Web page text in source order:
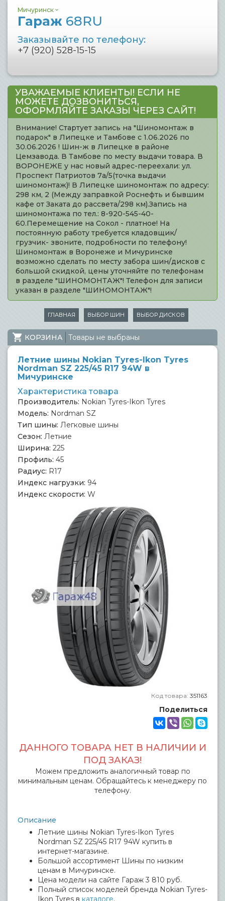
Мичуринск
Гараж 68RU
Заказывайте по телефону:
+7 (920) 528-15-15
УВАЖАЕМЫЕ КЛИЕНТЫ! ЕСЛИ НЕ
МОЖЕТЕ ДОЗВОНИТЬСЯ,
ОФОРМЛЯЙТЕ ЗАКАЗЫ ЧЕРЕЗ САЙТ!
Внимание! Стартует запись на "Шиномонтаж в
подарок" в Липецке и Тамбове с 1.06.2026 по
30.06.2026 ! Шин-ж в Липецке в районе
Цемзавода. В Тамбове по месту выдачи товара. В
ВОРОНЕЖЕ у нас новый адрес-переехали: ул.
Проспект Патриотов 7а/5(точка выдачи
шиномонтаж)! В Липецке шиномонтаж по адресу:
298 км, 2 (Между заправкой Роснефть и бывшим
кафе от Заката до рассвета/298 км).Запись на
шиномонтажа по тел.: 8-920-545-40-
60.Перемещение на Сокол - платное! На
постоянную работу требуется кладовщик/
грузчик- звоните, подробности по телефону!
Шиномонтаж в Воронеже и Мичуринске
возможно сделать по месту забора шин/дисков с
большой скидкой, цены уточняйте по телефонам
в разделе "ШИНОМОНТАЖ"! Телефон для записи
указан в разделе "ШИНОМОНТАЖ"!
ГЛАВНАЯ ВЫБОР ШИН ВЫБОР ДИСКОВ
КОРЗИНА Товары не выбраны
Летние шины Nokian Tyres-Ikon Tyres
Nordman SZ 225/45 R17 94W в
Мичуринске
Характеристика товара
Производитель: Nokian Tyres-Ikon Tyres
Модель: Nordman SZ
Тип шины: Легковые шины
Сезон: Летние
Ширина: 225
Профиль: 45
Радиус: R17
Индекс нагрузки: 94
Индекс скорости: W
Код товара: 351163
Поделиться
ДАННОГО ТОВАРА НЕТ В НАЛИЧИИ И
ПОД ЗАКАЗ!
Можем предложить аналогичный товар по
минимальным ценам. Обращайтесь к менеджеру по
телефону.
Описание
Летние шины Nokian Tyres-Ikon Tyres
Nordman SZ 225/45 R17 94W купить в
интернет-магазине.
Большой ассортимент Шины по низким
ценам в Мичуринске.
Цена модели на сайте Гараж 3 810 руб.
Полный список моделей бренда Nokian Tyres-
Ikon Tyres в каталоге.